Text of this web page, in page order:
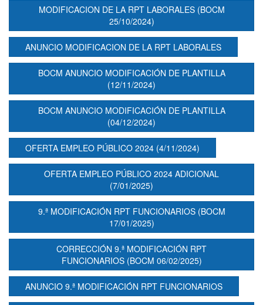
MODIFICACION DE LA RPT LABORALES (BOCM
25/10/2024)
ANUNCIO MODIFICACION DE LA RPT LABORALES
BOCM ANUNCIO MODIFICACIÓN DE PLANTILLA
(12/11/2024)
BOCM ANUNCIO MODIFICACIÓN DE PLANTILLA
(04/12/2024)
OFERTA EMPLEO PÚBLICO 2024 (4/11/2024)
OFERTA EMPLEO PÚBLICO 2024 ADICIONAL
(7/01/2025)
9.ª MODIFICACIÓN RPT FUNCIONARIOS (BOCM
17/01/2025)
CORRECCIÓN 9.ª MODIFICACIÓN RPT
FUNCIONARIOS (BOCM 06/02/2025)
ANUNCIO 9.ª MODIFICACIÓN RPT FUNCIONARIOS